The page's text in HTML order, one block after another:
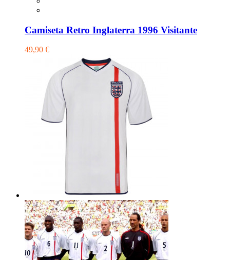
Camiseta Retro Inglaterra 1996 Visitante
49,90 €